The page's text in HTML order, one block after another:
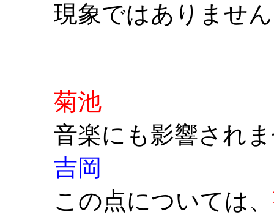
現象ではありませ
菊池
音楽にも影響され
吉岡
この点については、